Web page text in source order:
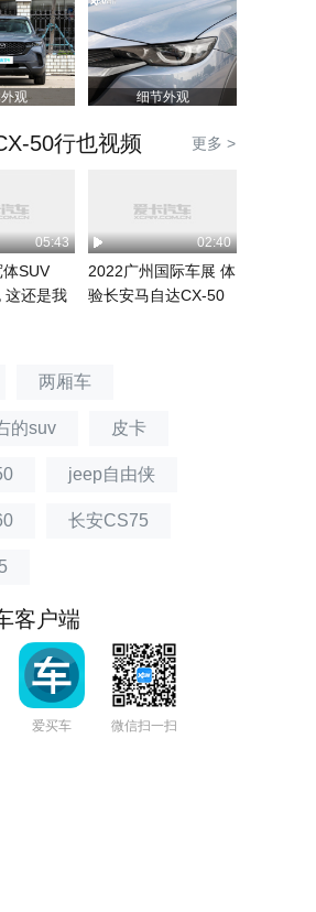
观 细节外观
50行也视频 更多 >
05:43
SUV
这还是我
02:40
2022广州国际车展 体
验长安马自达CX-50
两厢车
的suv 皮卡
jeep自由侠
长安CS75
客户端
爱买车 微信扫一扫